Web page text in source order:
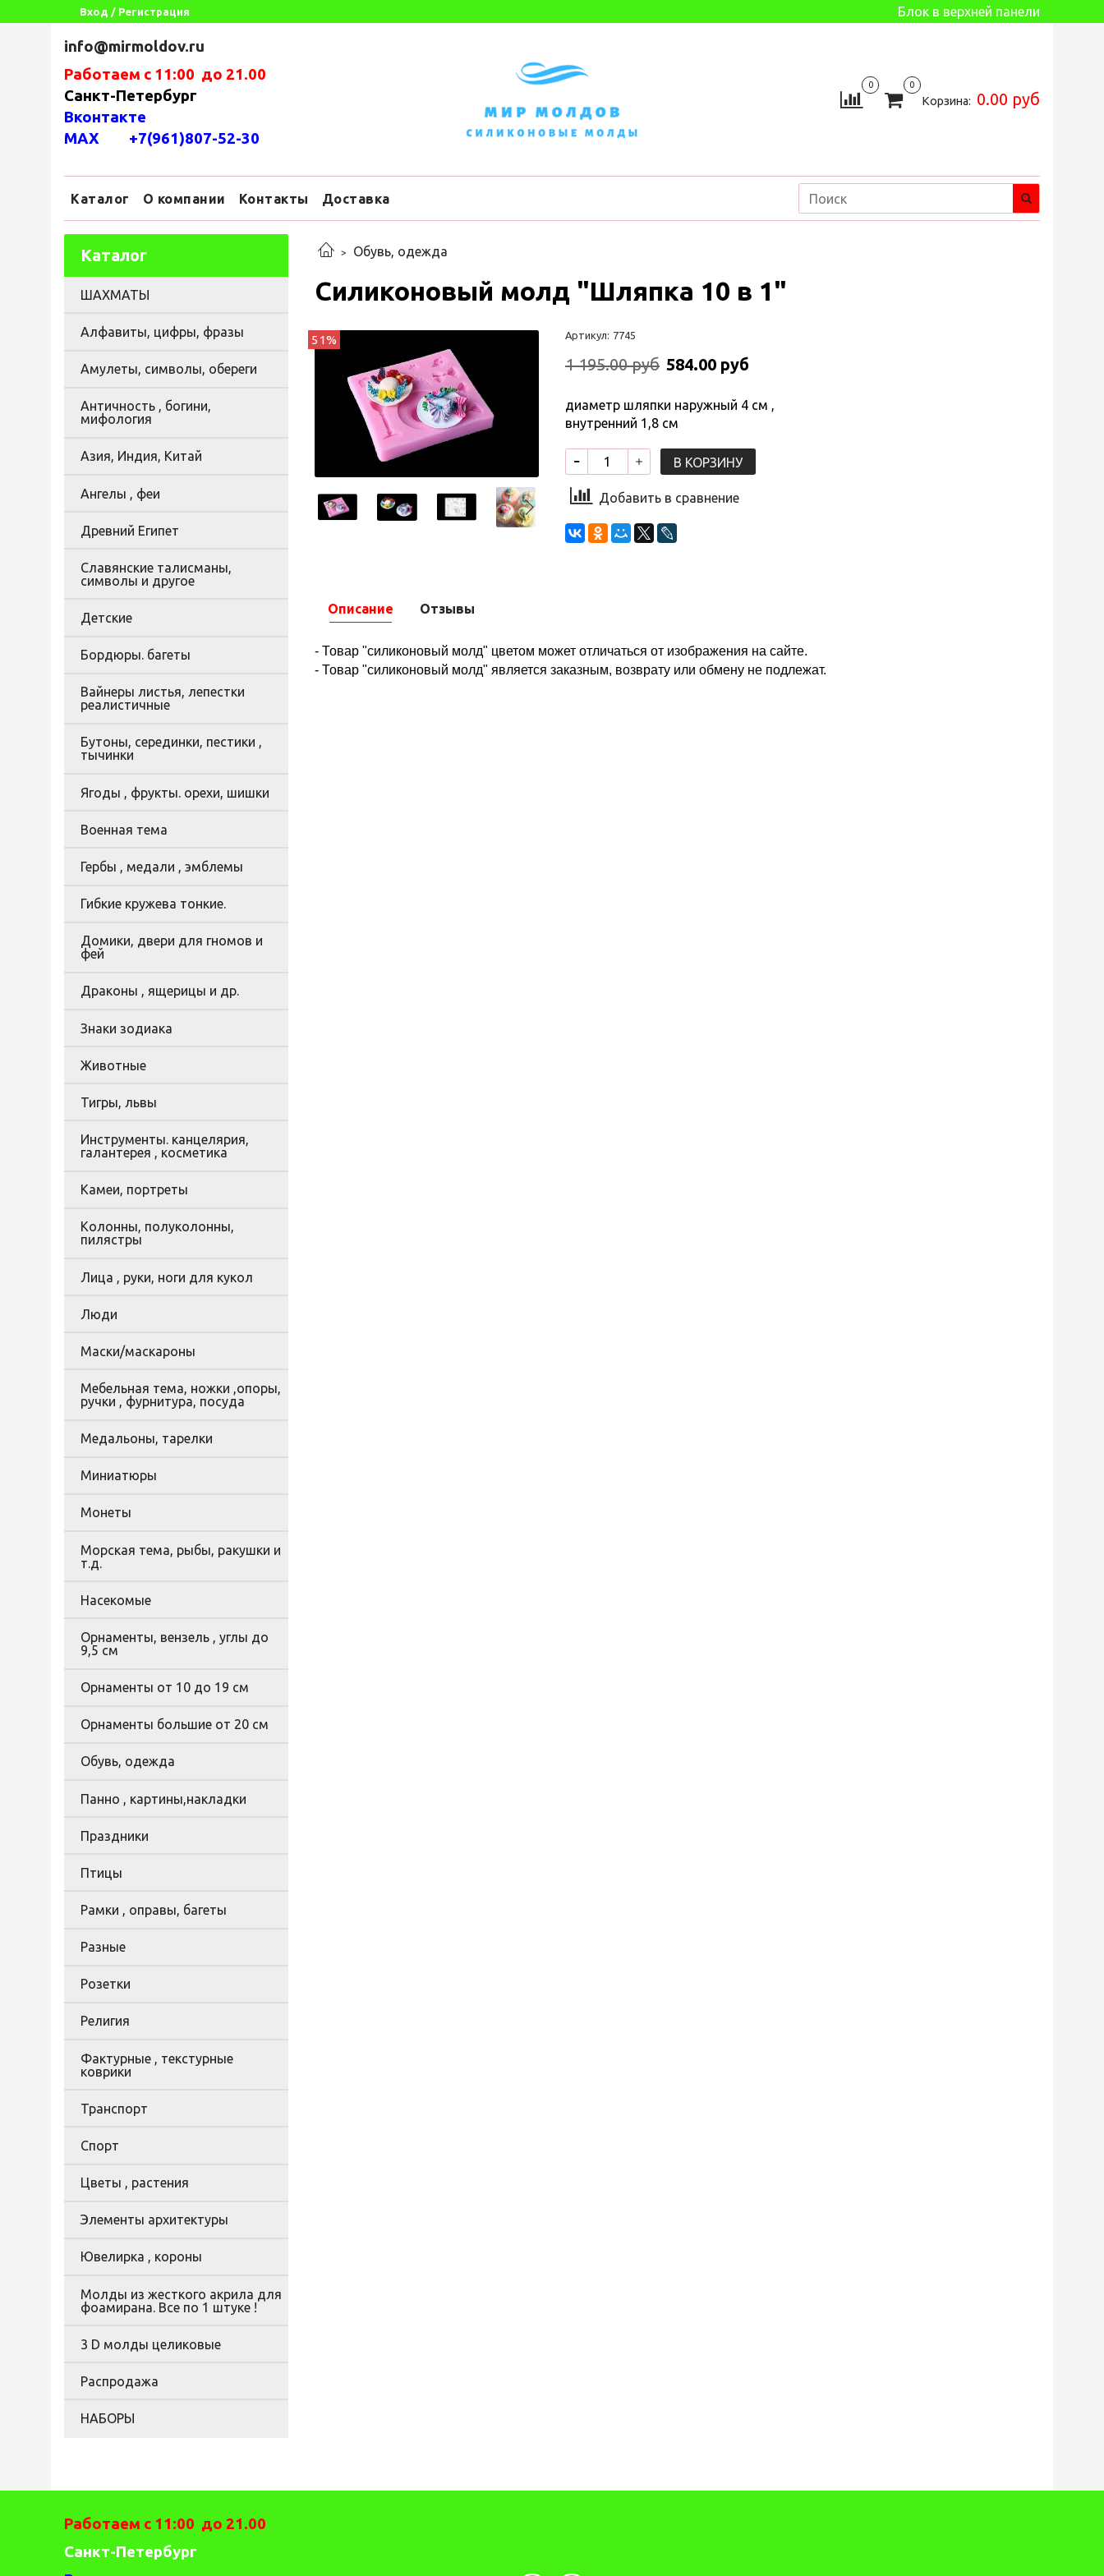
Вход / Регистрация Блок в верхней панели
info@mirmoldov.ru
Работаем с 11:00 до 21.00
Санкт-Петербург
Вконтакте
MAX +7(961)807-52-30
0 0
Корзина: 0.00 руб
Каталог О компании Контакты Доставка
Обувь, одежда
Силиконовый молд "Шляпка 10 в 1"
51% Артикул: 7745
1 195.00 руб 584.00 руб
диаметр шляпки наружный 4 см ,
внутренний 1,8 см
В КОРЗИНУ
Добавить в сравнение
Описание
- Товар "силиконовый молд" цветом может отличаться от изображения на сайте.
- Товар "силиконовый молд" является заказным, возврату или обмену не подлежат.
Отзывы
Каталог
ШАХМАТЫ
Алфавиты, цифры, фразы
Амулеты, символы, обереги
Античность , богини,
мифология
Азия, Индия, Китай
Ангелы , феи
Древний Египет
Славянские талисманы,
символы и другое
Детские
Бордюры. багеты
Вайнеры листья, лепестки
реалистичные
Бутоны, серединки, пестики ,
тычинки
Ягоды , фрукты. орехи, шишки
Военная тема
Гербы , медали , эмблемы
Гибкие кружева тонкие.
Домики, двери для гномов и
фей
Драконы , ящерицы и др.
Знаки зодиака
Животные
Тигры, львы
Инструменты. канцелярия,
галантерея , косметика
Камеи, портреты
Колонны, полуколонны,
пилястры
Лица , руки, ноги для кукол
Люди
Маски/маскароны
Мебельная тема, ножки ,опоры,
ручки , фурнитура, посуда
Медальоны, тарелки
Миниатюры
Монеты
Морская тема, рыбы, ракушки и
т.д.
Насекомые
Орнаменты, вензель , углы до
9,5 см
Орнаменты от 10 до 19 см
Орнаменты большие от 20 см
Обувь, одежда
Панно , картины,накладки
Праздники
Птицы
Рамки , оправы, багеты
Разные
Розетки
Религия
Фактурные , текстурные
коврики
Транспорт
Спорт
Цветы , растения
Элементы архитектуры
Ювелирка , короны
Молды из жесткого акрила для
фоамирана. Все по 1 штуке !
3 D молды целиковые
Распродажа
НАБОРЫ
Работаем с 11:00 до 21.00
Санкт-Петербург